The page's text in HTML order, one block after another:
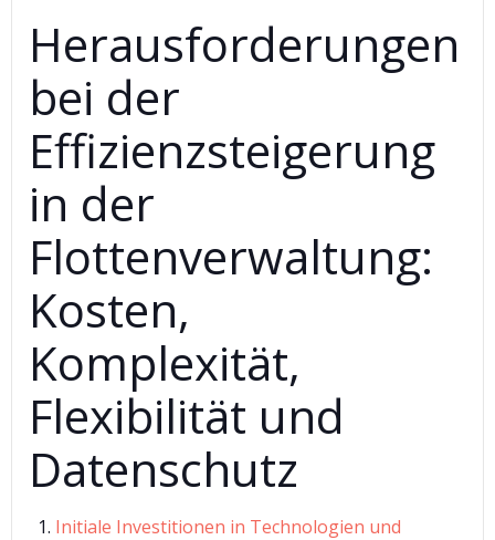
Herausforderungen
bei der
Effizienzsteigerung
in der
Flottenverwaltung:
Kosten,
Komplexität,
Flexibilität und
Datenschutz
Initiale Investitionen in Technologien und